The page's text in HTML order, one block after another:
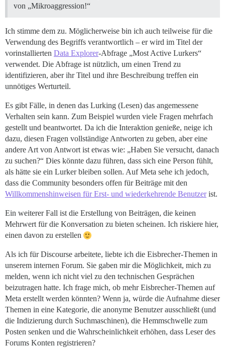
von „Mikroaggression!“
Ich stimme dem zu. Möglicherweise bin ich auch teilweise für die
Verwendung des Begriffs verantwortlich – er wird im Titel der
vorinstallierten Data Explorer-Abfrage „Most Active Lurkers“
verwendet. Die Abfrage ist nützlich, um einen Trend zu
identifizieren, aber ihr Titel und ihre Beschreibung treffen ein
unnötiges Werturteil.
Es gibt Fälle, in denen das Lurking (Lesen) das angemessene
Verhalten sein kann. Zum Beispiel wurden viele Fragen mehrfach
gestellt und beantwortet. Da ich die Interaktion genieße, neige ich
dazu, diesen Fragen vollständige Antworten zu geben, aber eine
andere Art von Antwort ist etwas wie: „Haben Sie versucht, danach
zu suchen?“ Dies könnte dazu führen, dass sich eine Person fühlt,
als hätte sie ein Lurker bleiben sollen. Auf Meta sehe ich jedoch,
dass die Community besonders offen für Beiträge mit den
Willkommenshinweisen für Erst- und wiederkehrende Benutzerist.
Ein weiterer Fall ist die Erstellung von Beiträgen, die keinen
Mehrwert für die Konversation zu bieten scheinen. Ich riskiere hier,
einen davon zu erstellen
Als ich für Discourse arbeitete, liebte ich die Eisbrecher-Themen in
unserem internen Forum. Sie gaben mir die Möglichkeit, mich zu
melden, wenn ich nicht viel zu den technischen Gesprächen
beizutragen hatte. Ich frage mich, ob mehr Eisbrecher-Themen auf
Meta erstellt werden könnten? Wenn ja, würde die Aufnahme dieser
Themen in eine Kategorie, die anonyme Benutzer ausschließt (und
die Indizierung durch Suchmaschinen), die Hemmschwelle zum
Posten senken und die Wahrscheinlichkeit erhöhen, dass Leser des
Forums Konten registrieren?